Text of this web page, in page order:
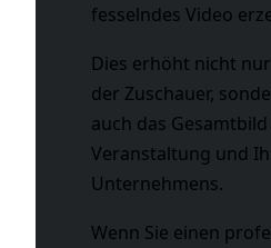
fesselndes Video
Dies erhöht nicht
der Zuschauer,
auch das
Veranstaltung und
Unternehmens.
Wenn Sie einen